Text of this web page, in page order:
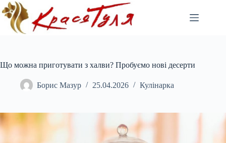
Перейти
до
вмісту
Що можна приготувати з халви? Пробуємо нові десерти
Борис Мазур 25.04.2026 Кулінарка